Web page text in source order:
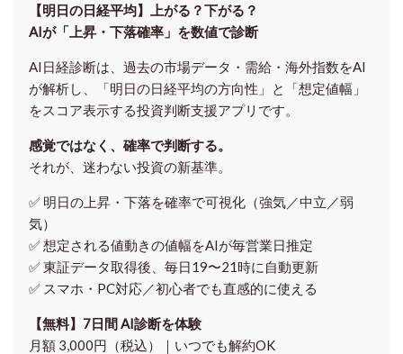
【明日の⽇経平均】上がる？下がる？
AIが「上昇・下落確率」を数値で診断
AI日経診断は、過去の市場データ・需給・海外指数をAI
が解析し、「明日の日経平均の方向性」と「想定値幅」
をスコア表示する投資判断支援アプリです。
感覚ではなく、確率で判断する。
それが、迷わない投資の新基準。
✅ 明日の上昇・下落を確率で可視化（強気／中立／弱
気）
✅ 想定される値動きの値幅をAIが毎営業日推定
✅ 東証データ取得後、 毎日19〜21時に自動更新
✅ スマホ・PC対応／初心者でも直感的に使える
【無料】7日間 AI診断を体験
月額 3,000円（税込）｜いつでも解約OK